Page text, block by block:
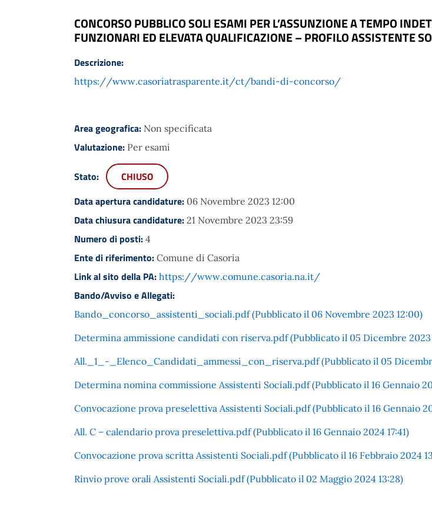
CONCORSO PUBBLICO SOLI ESAMI PER L’ASSUNZIONE A TEMPO
FUNZIONARI ED ELEVATA QUALIFICAZIONE – PROFILO ASSISTENTE
Descrizione:
https://www.casoriatrasparente.it/ct/bandi-di-concorso/
Area geografica: Non specificata
Valutazione: Per esami
Stato:
CHIUSO
Data apertura candidature: 06 Novembre 2023 12:00
Data chiusura candidature: 21 Novembre 2023 23:59
Numero di posti: 4
Ente di riferimento: Comune di Casoria
Link al sito della PA: https://www.comune.casoria.na.it/
Bando/Avviso e Allegati:
Bando_concorso_assistenti_sociali.pdf (Pubblicato il 06 Novembre 2023 12:00)
Determina ammissione candidati con riserva.pdf (Pubblicato il 05 Dicembre 2023
All._1_-_Elenco_Candidati_ammessi_con_riserva.pdf (Pubblicato il 05
Determina nomina commissione Assistenti Sociali.pdf (Pubblicato il 16 Gennaio
Convocazione prova preselettiva Assistenti Sociali.pdf (Pubblicato il 16 Gennaio
All. C – calendario prova preselettiva.pdf (Pubblicato il 16 Gennaio 2024 17:41)
Convocazione prova scritta Assistenti Sociali.pdf (Pubblicato il 16 Febbraio 2024
Rinvio prove orali Assistenti Sociali.pdf (Pubblicato il 02 Maggio 2024 13:28)